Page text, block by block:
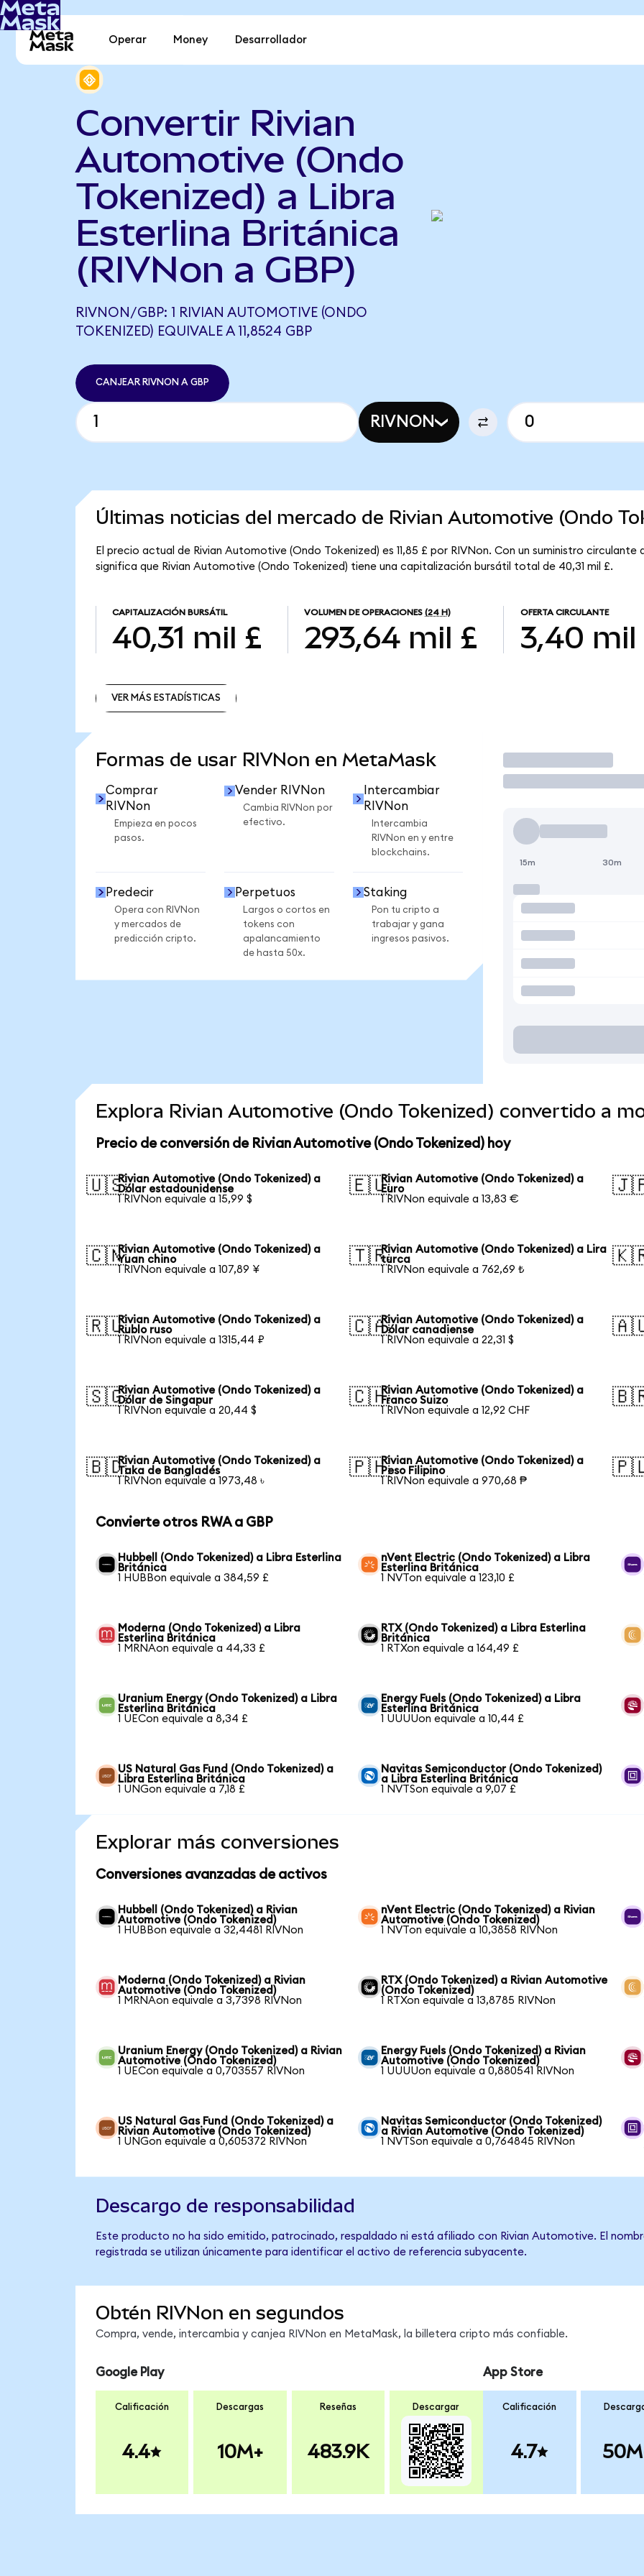
Operar Money Desarrollador
Convertir Rivian
Automotive (Ondo
Tokenized) a Libra
Esterlina Británica
(RIVNon a GBP)
RIVNON/GBP: 1 RIVIAN AUTOMOTIVE (ONDO
TOKENIZED) EQUIVALE A 11,8524 GBP
CANJEAR RIVNON A GBP
RIVNON
Últimas noticias del mercado de Rivian Automotive (Ondo
El precio actual de Rivian Automotive (Ondo Tokenized) es 11,85 £ por RIVNon. Con un suministro circulante
significa que Rivian Automotive (Ondo Tokenized) tiene una capitalización bursátil total de 40,31 mil £.
CAPITALIZACIÓN BURSÁTIL
40,31 mil £
VOLUMEN DE OPERACIONES (24 H)
293,64 mil £
OFERTA CIRCULANTE
3,40 mil
VER MÁS ESTADÍSTICAS
Formas de usar RIVNon en MetaMask
Comprar
RIVNon
Empieza en pocos
pasos.
Vender RIVNon
Cambia RIVNon por
efectivo.
Intercambiar
RIVNon
Intercambia
RIVNon en y entre
blockchains.
Predecir
Opera con RIVNon
y mercados de
predicción cripto.
Perpetuos
Largos o cortos en
tokens con
apalancamiento
de hasta 50x.
Staking
Pon tu cripto a
trabajar y gana
ingresos pasivos.
Operar
15m 30m
Explora Rivian Automotive (Ondo Tokenized) convertido a
Precio de conversión de Rivian Automotive (Ondo Tokenized) hoy
🇺🇸Rivian Automotive (Ondo Tokenized) a
Dólar estadounidense
1 RIVNon equivale a 15,99 $
🇪🇺Rivian Automotive (Ondo Tokenized) a
Euro
1 RIVNon equivale a 13,83 €
🇨🇳Rivian Automotive (Ondo Tokenized) a
Yuan chino
1 RIVNon equivale a 107,89 ¥
🇹🇷Rivian Automotive (Ondo Tokenized) a Lira
turca
1 RIVNon equivale a 762,69 ₺
🇷🇺Rivian Automotive (Ondo Tokenized) a
Rublo ruso
1 RIVNon equivale a 1315,44 ₽
🇨🇦Rivian Automotive (Ondo Tokenized) a
Dólar canadiense
1 RIVNon equivale a 22,31 $
🇸🇬Rivian Automotive (Ondo Tokenized) a
Dólar de Singapur
1 RIVNon equivale a 20,44 $
🇨🇭Rivian Automotive (Ondo Tokenized) a
Franco Suizo
1 RIVNon equivale a 12,92 CHF
🇧🇩Rivian Automotive (Ondo Tokenized) a
Taka de Bangladés
1 RIVNon equivale a 1973,48 ৳
🇵🇭Rivian Automotive (Ondo Tokenized) a
Peso Filipino
1 RIVNon equivale a 970,68 ₱
Convierte otros RWA a GBP
Hubbell (Ondo Tokenized) a Libra Esterlina
Británica
1 HUBBon equivale a 384,59 £
nVent Electric (Ondo Tokenized) a Libra
Esterlina Británica
1 NVTon equivale a 123,10 £
Moderna (Ondo Tokenized) a Libra
Esterlina Británica
1 MRNAon equivale a 44,33 £
RTX (Ondo Tokenized) a Libra Esterlina
Británica
1 RTXon equivale a 164,49 £
Uranium Energy (Ondo Tokenized) a Libra
Esterlina Británica
1 UECon equivale a 8,34 £
Energy Fuels (Ondo Tokenized) a Libra
Esterlina Británica
1 UUUUon equivale a 10,44 £
US Natural Gas Fund (Ondo Tokenized) a
Libra Esterlina Británica
1 UNGon equivale a 7,18 £
Navitas Semiconductor (Ondo Tokenized)
a Libra Esterlina Británica
1 NVTSon equivale a 9,07 £
Explorar más conversiones
Conversiones avanzadas de activos
Hubbell (Ondo Tokenized) a Rivian
Automotive (Ondo Tokenized)
1 HUBBon equivale a 32,4481 RIVNon
nVent Electric (Ondo Tokenized) a Rivian
Automotive (Ondo Tokenized)
1 NVTon equivale a 10,3858 RIVNon
Moderna (Ondo Tokenized) a Rivian
Automotive (Ondo Tokenized)
1 MRNAon equivale a 3,7398 RIVNon
RTX (Ondo Tokenized) a Rivian Automotive
(Ondo Tokenized)
1 RTXon equivale a 13,8785 RIVNon
Uranium Energy (Ondo Tokenized) a Rivian
Automotive (Ondo Tokenized)
1 UECon equivale a 0,703557 RIVNon
Energy Fuels (Ondo Tokenized) a Rivian
Automotive (Ondo Tokenized)
1 UUUUon equivale a 0,880541 RIVNon
US Natural Gas Fund (Ondo Tokenized) a
Rivian Automotive (Ondo Tokenized)
1 UNGon equivale a 0,605372 RIVNon
Navitas Semiconductor (Ondo Tokenized)
a Rivian Automotive (Ondo Tokenized)
1 NVTSon equivale a 0,764845 RIVNon
Descargo de responsabilidad
Este producto no ha sido emitido, patrocinado, respaldado ni está afiliado con Rivian Automotive. El
registrada se utilizan únicamente para identificar el activo de referencia subyacente.
Obtén RIVNon en segundos
Compra, vende, intercambia y canjea RIVNon en MetaMask, la billetera cripto más confiable.
Google Play
Calificación
4.4
Descargas
10M+
Reseñas
483.9K
Descargar
App Store
Calificación
4.7